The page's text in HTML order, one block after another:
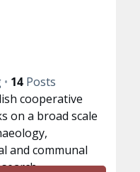
14Posts
cooperative
on a broad scale
and communal